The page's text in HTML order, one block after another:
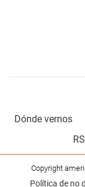
Dónde vernos
Copyright
Política de no